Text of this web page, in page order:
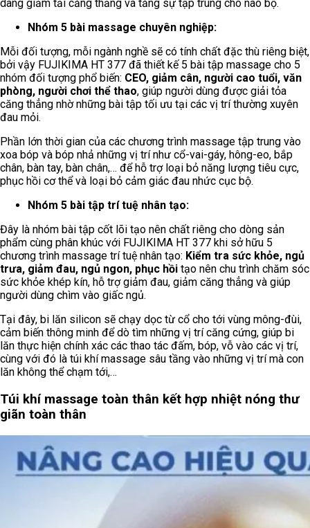
dàng giảm tải căng thẳng và tăng sự tập trung cho não bộ.
Nhóm 5 bài massage chuyên nghiệp:
Mỗi đối tượng, mỗi ngành nghề sẽ có tính chất đặc thù riêng biệt,
bởi vậy FUJIKIMA HT 377 đã thiết kế 5 bài tập massage cho 5
nhóm đối tượng phổ biến: CEO, giảm cân, người cao tuổi, văn
phòng, người chơi thể thao, giúp người dùng được giải tỏa
căng thẳng nhờ những bài tập tối ưu tại các vị trí thường xuyên
đau mỏi.
Phần lớn thời gian của các chương trình massage tập trung vào
xoa bóp và bóp nhả những vị trí như cổ-vai-gáy, hông-eo, bắp
chân, bàn tay, bàn chân,… để hỗ trợ loại bỏ năng lượng tiêu cực,
phục hồi cơ thể và loại bỏ cảm giác đau nhức cục bộ.
Nhóm 5 bài tập trí tuệ nhân tạo:
Đây là nhóm bài tập cốt lõi tạo nên chất riêng cho dòng sản
phẩm cùng phân khúc với FUJIKIMA HT 377 khi sở hữu 5
chương trình massage trí tuệ nhân tạo: Kiểm tra sức khỏe, ngủ
trưa, giảm đau, ngủ ngon, phục hồi tạo nên chu trình chăm sóc
sức khỏe khép kín, hỗ trợ giảm đau, giảm căng thẳng và giúp
người dùng chìm vào giấc ngủ.
Tại đây, bi lăn silicon sẽ chạy dọc từ cổ cho tới vùng mông-đùi,
cảm biến thông minh để dò tìm những vị trí căng cứng, giúp bi
lăn thực hiện chính xác các thao tác đấm, bóp, vỗ vào các vị trí,
cùng với đó là túi khí massage sâu tầng vào những vị trí mà con
lăn không thể chạm tới,…
Túi khí massage toàn thân kết hợp nhiệt nóng thư
giãn toàn thân